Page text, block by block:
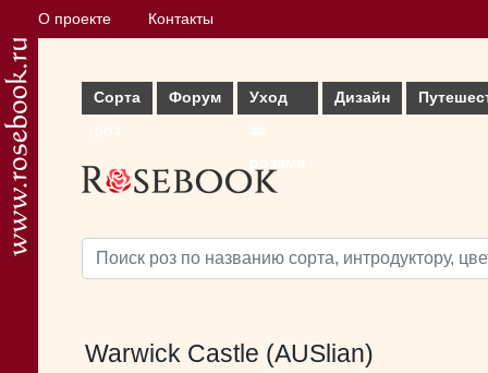
О проекте Контакты
Сорта
Форум
Уход
Дизайн
Warwick Castle (AUSlian)